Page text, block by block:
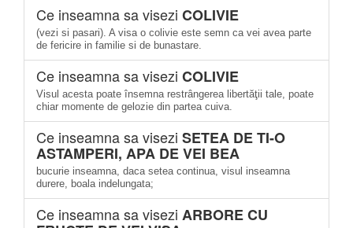
Ce inseamna sa visezi COLIVIE
(vezi si pasari). A visa o colivie este semn ca vei avea parte
de fericire in familie si de bunastare.
Ce inseamna sa visezi COLIVIE
Visul acesta poate însemna restrângerea libertăţii tale, poate
chiar momente de gelozie din partea cuiva.
Ce inseamna sa visezi SETEA DE TI-O
ASTAMPERI, APA DE VEI BEA
bucurie inseamna, daca setea continua, visul inseamna
durere, boala indelungata;
Ce inseamna sa visezi ARBORE CU